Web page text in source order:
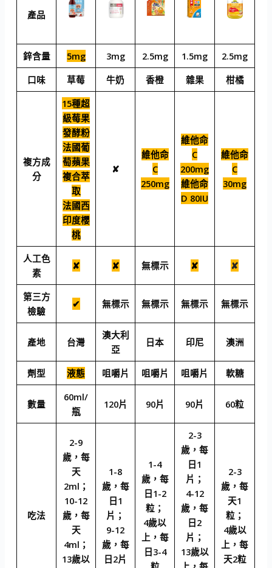
產品
鋅含量 5mg 3mg 2.5mg 1.5mg
2.5mg
口味
草莓 牛奶 香橙 雜果 柑橘
複方成
分
15種超
級莓果
發酵粉
法國葡
萄蘋果
複合萃
取
法國西
印度櫻
桃
✘
維他命
C
250mg
維他命
C
200mg
維他命
D 80IU
維他命
C
30mg
人工色
素
✘ ✘ 無標示 ✘ ✘
第三方
檢驗
✔ 無標示 無標示 無標示 無標示
產地 台灣
澳大利
亞
日本 印尼 澳洲
劑型 液態 咀嚼片 咀嚼片 咀嚼片 軟糖
數量
60ml/
瓶
120片 90片 90片 60粒
吃法
2-9
歲，每
天
2ml；
10-12
歲，每
天
4ml；
13歲以
1-8
歲，每
日1
片；
9-12
歲，每
日2片
1-4
歲，每
日1-2
粒；
4歲以
上，每
日3-4
2-3
歲，每
日1
片；
4-12
歲，每
日2
片；
13歲以
2-3
歲，每
天1
粒；
4歲以
上，每
天2粒